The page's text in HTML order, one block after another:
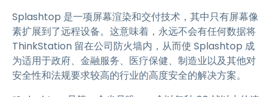
Splashtop 是一项屏幕渲染和交付技术，其中只有屏幕像
素扩展到了远程设备。这意味着，永远不会有任何数据将
ThinkStation 留在公司防火墙内，从而使 Splashtop 成
为适用于政府、金融服务、医疗保健、制造业以及其他对
安全性和法规要求较高的行业的高度安全的解决方案。